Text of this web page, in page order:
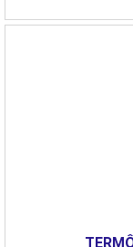
relacionada de